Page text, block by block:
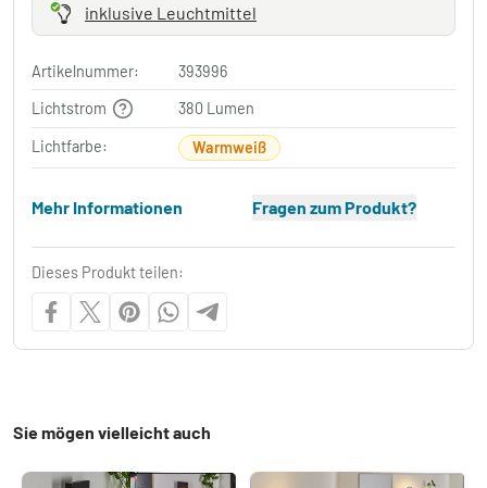
inklusive Leuchtmittel
Artikelnummer:
393996
Lichtstrom
380 Lumen
Lichtfarbe: Warmweiß
Mehr Informationen Fragen zum Produkt?
Dieses Produkt teilen:
Sie mögen vielleicht auch